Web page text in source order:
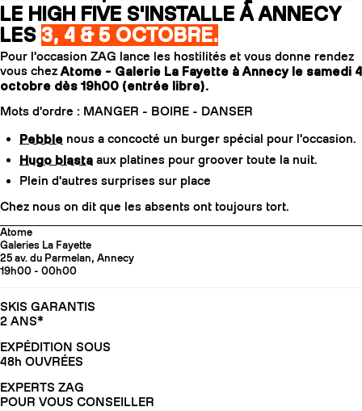
LE HIGH FIVE S'INSTALLE À ANNECY
LES 3, 4 & 5 OCTOBRE.
Pour l'occasion ZAG lance les hostilités et vous donne rendez
vous chezAtome - Galerie La Fayette à Annecy le samedi 4
octobre dès 19h00 (entrée libre).
Mots d'ordre : MANGER - BOIRE - DANSER
Pebble nous a concocté un burger spécial pour l'occasion.
Hugo blasta aux platines pour groover toute la nuit.
Plein d'autres surprises sur place
Chez nous on dit que les absents ont toujours tort.
Atome
Galeries La Fayette
25 av. du Parmelan, Annecy
19h00 - 00h00
SKIS GARANTIS
2 ANS*
EXPÉDITION SOUS
48h OUVRÉES
EXPERTS ZAG
POUR VOUS CONSEILLER